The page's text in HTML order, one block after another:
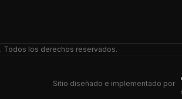
. Todos los derechos reservados.
Sitio diseñado e implementado por